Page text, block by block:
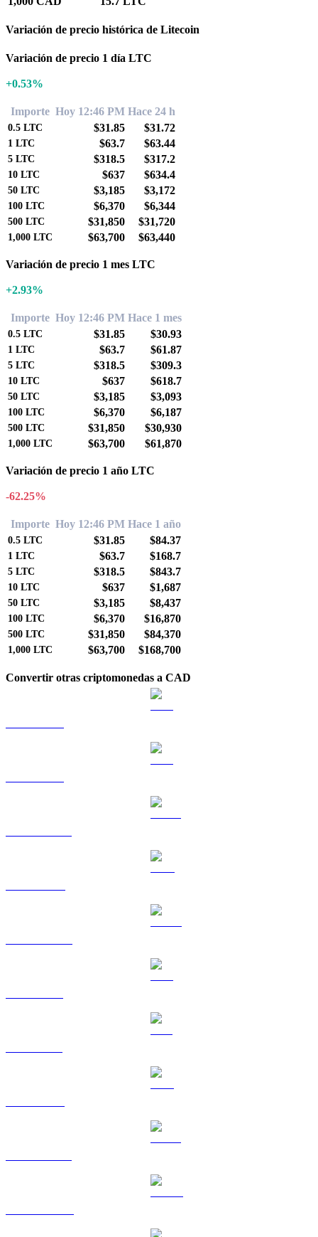
Variación de precio histórica de Litecoin
Variación de precio 1 día LTC
+0.53%
Importe Hoy 12:46 PM Hace 24 h
0.5 LTC $31.85 $31.72
1 LTC $63.7 $63.44
5 LTC $318.5 $317.2
10 LTC $637 $634.4
50 LTC $3,185 $3,172
100 LTC $6,370 $6,344
500 LTC $31,850 $31,720
1,000 LTC $63,700 $63,440
Variación de precio 1 mes LTC
+2.93%
Importe Hoy 12:46 PM Hace 1 mes
0.5 LTC $31.85 $30.93
1 LTC $63.7 $61.87
5 LTC $318.5 $309.3
10 LTC $637 $618.7
50 LTC $3,185 $3,093
100 LTC $6,370 $6,187
500 LTC $31,850 $30,930
1,000 LTC $63,700 $61,870
Variación de precio 1 año LTC
-62.25%
Importe Hoy 12:46 PM Hace 1 año
0.5 LTC $31.85 $84.37
1 LTC $63.7 $168.7
5 LTC $318.5 $843.7
10 LTC $637 $1,687
50 LTC $3,185 $8,437
100 LTC $6,370 $16,870
500 LTC $31,850 $84,370
1,000 LTC $63,700 $168,700
Convertir otras criptomonedas a CAD